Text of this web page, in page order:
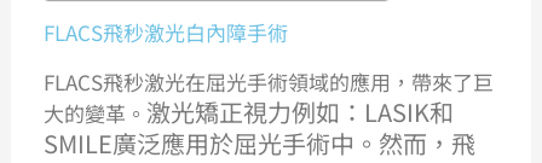
FLACS飛秒激光白內障手術
FLACS飛秒激光在屈光手術領域的應用，帶來了巨
大的變革。 激光矯正視力例如： LASIK和
SMILE廣泛應用於屈光手術中。然而，飛